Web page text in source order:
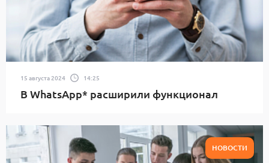
15 августа 2024 14:25
В WhatsApp* расширили функционал
НОВОСТИ